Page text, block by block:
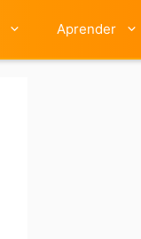
Aprender